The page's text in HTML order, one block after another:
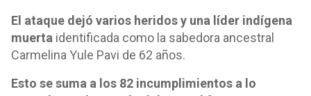
El ataque dejó varios heridos y una líder indígena
muerta identificada como la sabedora ancestral
Carmelina Yule Pavi de 62 años.
Esto se suma a los 82 incumplimientos a lo